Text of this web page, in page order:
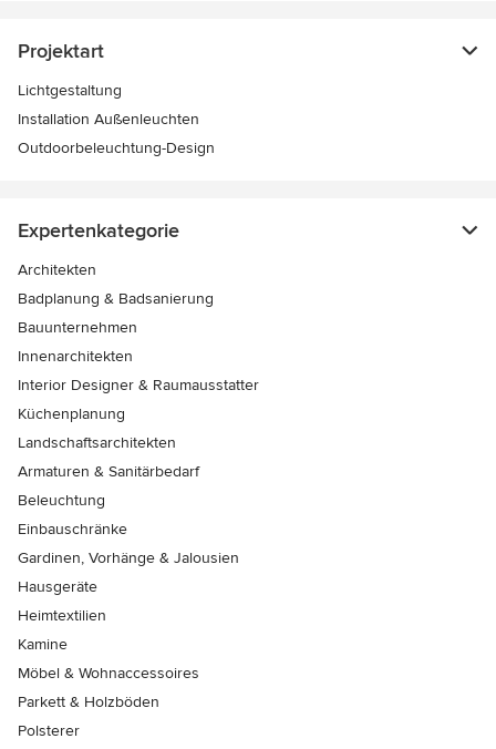
Projektart
Lichtgestaltung
Installation Außenleuchten
Outdoorbeleuchtung-Design
Expertenkategorie
Architekten
Badplanung & Badsanierung
Bauunternehmen
Innenarchitekten
Interior Designer & Raumausstatter
Küchenplanung
Landschaftsarchitekten
Armaturen & Sanitärbedarf
Beleuchtung
Einbauschränke
Gardinen, Vorhänge & Jalousien
Hausgeräte
Heimtextilien
Kamine
Möbel & Wohnaccessoires
Parkett & Holzböden
Polsterer